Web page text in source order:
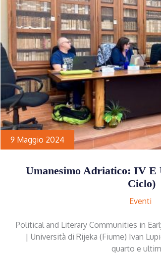
9 Maggio 2024
Umanesimo Adriatico: IV
Ciclo)
Eventi
Political and Literary Communities in
| Università di Rijeka (Fiume) Ivan
quarto e